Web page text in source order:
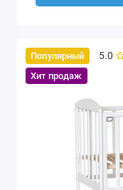
Популярный
Хит продаж
5.0